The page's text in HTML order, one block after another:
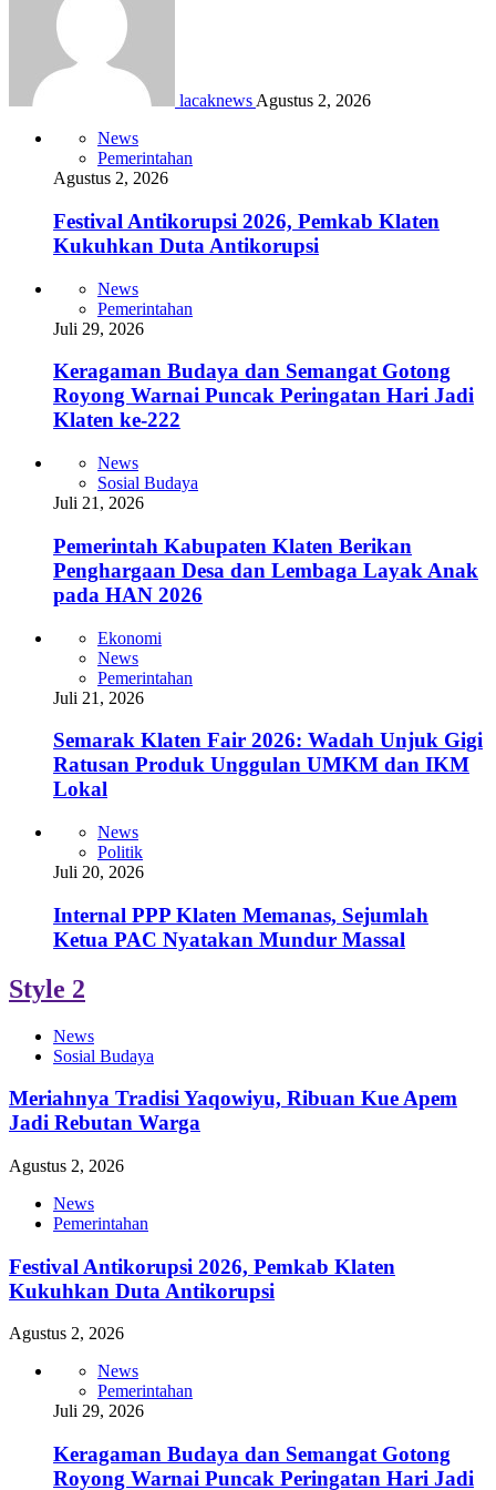
lacaknews Agustus 2, 2026
News
Pemerintahan
Agustus 2, 2026
Festival Antikorupsi 2026, Pemkab Klaten
Kukuhkan Duta Antikorupsi
News
Pemerintahan
Juli 29, 2026
Keragaman Budaya dan Semangat Gotong
Royong Warnai Puncak Peringatan Hari Jadi
Klaten ke-222
News
Sosial Budaya
Juli 21, 2026
Pemerintah Kabupaten Klaten Berikan
Penghargaan Desa dan Lembaga Layak Anak
pada HAN 2026
Ekonomi
News
Pemerintahan
Juli 21, 2026
Semarak Klaten Fair 2026: Wadah Unjuk Gigi
Ratusan Produk Unggulan UMKM dan IKM
Lokal
News
Politik
Juli 20, 2026
Internal PPP Klaten Memanas, Sejumlah
Ketua PAC Nyatakan Mundur Massal
Style 2
News
Sosial Budaya
Meriahnya Tradisi Yaqowiyu, Ribuan Kue Apem
Jadi Rebutan Warga
Agustus 2, 2026
News
Pemerintahan
Festival Antikorupsi 2026, Pemkab Klaten
Kukuhkan Duta Antikorupsi
Agustus 2, 2026
News
Pemerintahan
Juli 29, 2026
Keragaman Budaya dan Semangat Gotong
Royong Warnai Puncak Peringatan Hari Jadi